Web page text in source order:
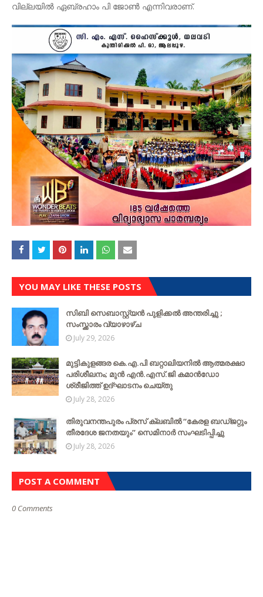
വില്ലയിൽ ഏബ്രഹാം പി ജോൺ എന്നിവരാണ്.
YOU MAY LIKE THESE POSTS
സിബി സെബാസ്റ്റ്യന്‍ പുളിക്കല്‍ അന്തരിച്ചു ;
സംസ്ക്കാരം വ്യാഴാഴ്ച
July 29, 2026
മുട്ടികുളങ്ങര കെ.എ.പി ബറ്റാലിയനിൽ ആത്മരക്ഷാ
പരിശീലനം; മുൻ എൻ.എസ്.ജി കമാൻഡോ
ശ്രീജിത്ത് ഉദ്ഘാടനം ചെയ്തു
July 28, 2026
തിരുവനന്തപുരം പ്രസ് ക്ലബിൽ “കേരള ബഡ്ജറ്റും
തീരദേശ ജനതയും” സെമിനാർ സംഘടിപ്പിച്ചു
July 28, 2026
POST A COMMENT
0 Comments